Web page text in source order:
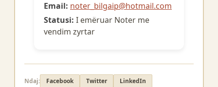
Email: noter_bilgaip@hotmail.com
Statusi: I emëruar Noter me
vendim zyrtar
Ndaj: Facebook Twitter
LinkedIn